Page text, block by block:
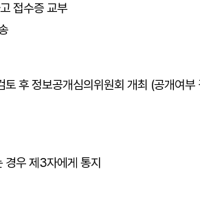
접수증 교부
후 정보공개심의위원회 개최 (공개여부
우 제3자에게 통지